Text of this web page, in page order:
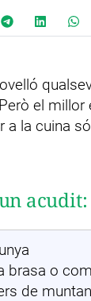
el millor
a la cuina
acudit:
brasa o
de